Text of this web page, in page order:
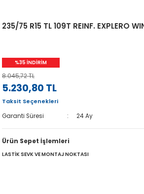
235/75 R15 TL 109T REINF. EXPLERO
%35 İNDİRİM
8.045,72 TL
5.230,80 TL
Taksit Seçenekleri
Garanti Süresi
24 Ay
Ürün Sepet İşlemleri
LASTİK SEVK VE MONTAJ NOKTASI